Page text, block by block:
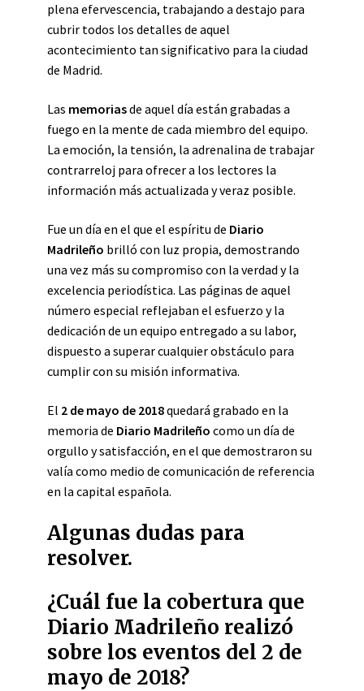
plena efervescencia, trabajando a destajo para
cubrir todos los detalles de aquel
acontecimiento tan significativo para la ciudad
de Madrid.
Las memoriasde aquel día están grabadas a
fuego en la mente de cada miembro del equipo.
La emoción, la tensión, la adrenalina de trabajar
contrarreloj para ofrecer a los lectores la
información más actualizada y veraz posible.
Fue un día en el que el espíritu de Diario
Madrileño brilló con luz propia, demostrando
una vez más su compromiso con la verdad y la
excelencia periodística. Las páginas de aquel
número especial reflejaban el esfuerzo y la
dedicación de un equipo entregado a su labor,
dispuesto a superar cualquier obstáculo para
cumplir con su misión informativa.
El 2 de mayo de 2018quedará grabado en la
memoria de Diario Madrileño como un día de
orgullo y satisfacción, en el que demostraron su
valía como medio de comunicación de referencia
en la capital española.
Algunas dudas para
resolver.
¿Cuál fue la cobertura que
Diario Madrileño realizó
sobre los eventos del 2 de
mayo de 2018?